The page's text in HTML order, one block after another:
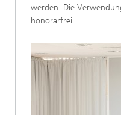
werden. Die
honorarfrei.